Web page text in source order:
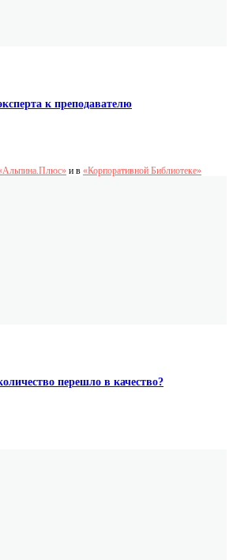
к преподавателю
и в «Корпоративной Библиотеке»
перешло в качество?